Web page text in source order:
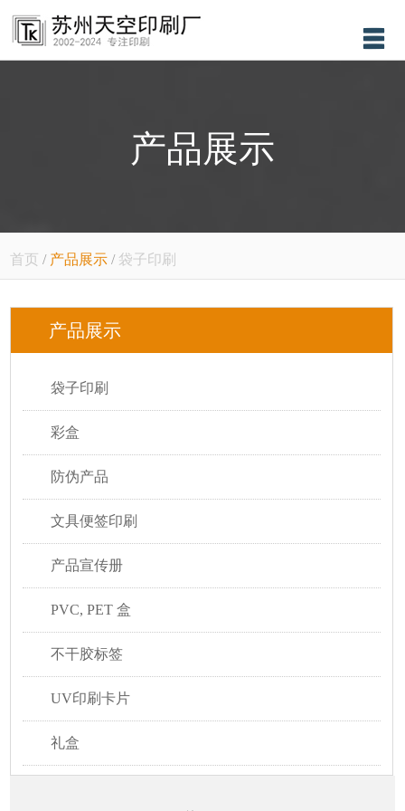
首页
设备展示
产品展示
首页 / 产品展示 / 袋子印刷
产品展示
袋子印刷
彩盒
防伪产品
文具便签印刷
产品宣传册
PVC, PET 盒
不干胶标签
UV印刷卡片
礼盒